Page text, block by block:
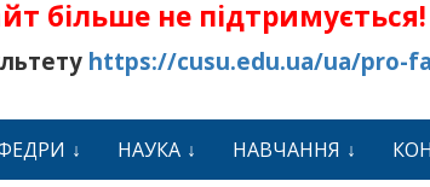
більше не підтримується!
https://cusu.edu.ua/ua/pro-
НАУКА НАВЧАННЯ